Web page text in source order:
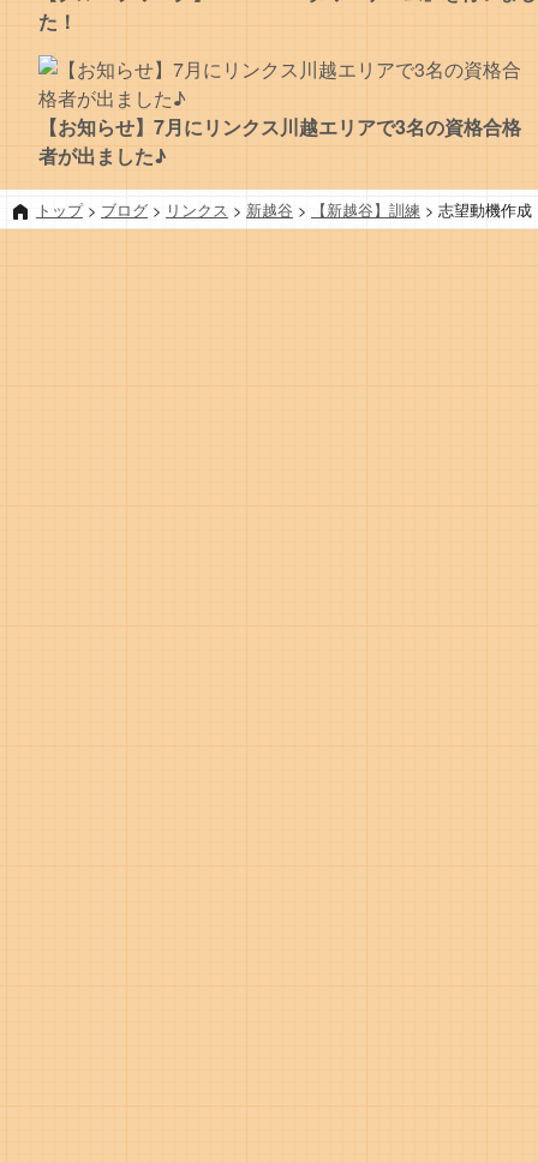
トップ> ブログ > リンクス > 新越谷 > 【新越谷】訓練 > 志望動機作成
た！
【お知らせ】7月にリンクス川越エリアで3名の資格合格
者が出ました♪